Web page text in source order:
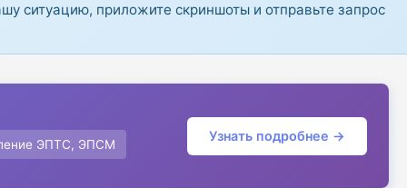
ситуацию, приложите скриншоты и отправьте запрос
ЭПТС, ЭПСМ
Узнать подробнее →